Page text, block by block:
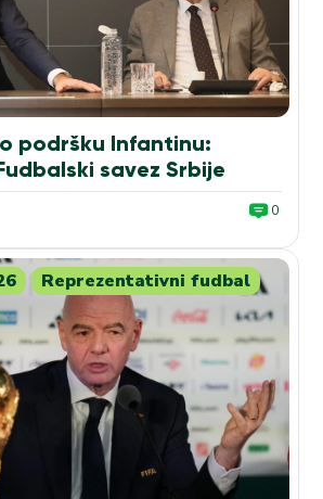
podršku Infantinu:
savez Srbije
0
Reprezentativni fudbal